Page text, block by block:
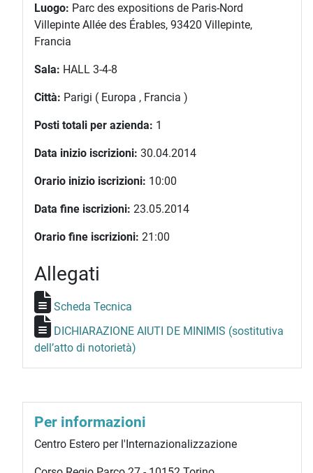
Luogo: Parc des expositions de Paris-Nord
Villepinte Allée des Érables, 93420 Villepinte,
Francia
Sala: HALL 3-4-8
Città: Parigi ( Europa , Francia )
Posti totali per azienda: 1
Data inizio iscrizioni: 30.04.2014
Orario inizio iscrizioni: 10:00
Data fine iscrizioni: 23.05.2014
Orario fine iscrizioni: 21:00
Allegati
Scheda Tecnica
DICHIARAZIONE AIUTI DE MINIMIS (sostitutiva
dell’atto di notorietà)
Per informazioni
Centro Estero per l'Internazionalizzazione